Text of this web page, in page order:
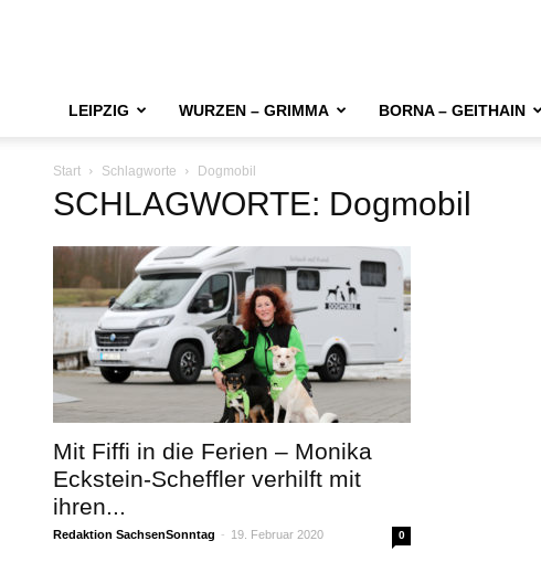
LEIPZIG WURZEN – GRIMMA BORNA – GEITHAIN
Start Schlagworte Dogmobil
SCHLAGWORTE: Dogmobil
Mit Fiffi in die Ferien – Monika
Eckstein-Scheffler verhilft mit
ihren...
Redaktion SachsenSonntag - 19. Februar 2020 0